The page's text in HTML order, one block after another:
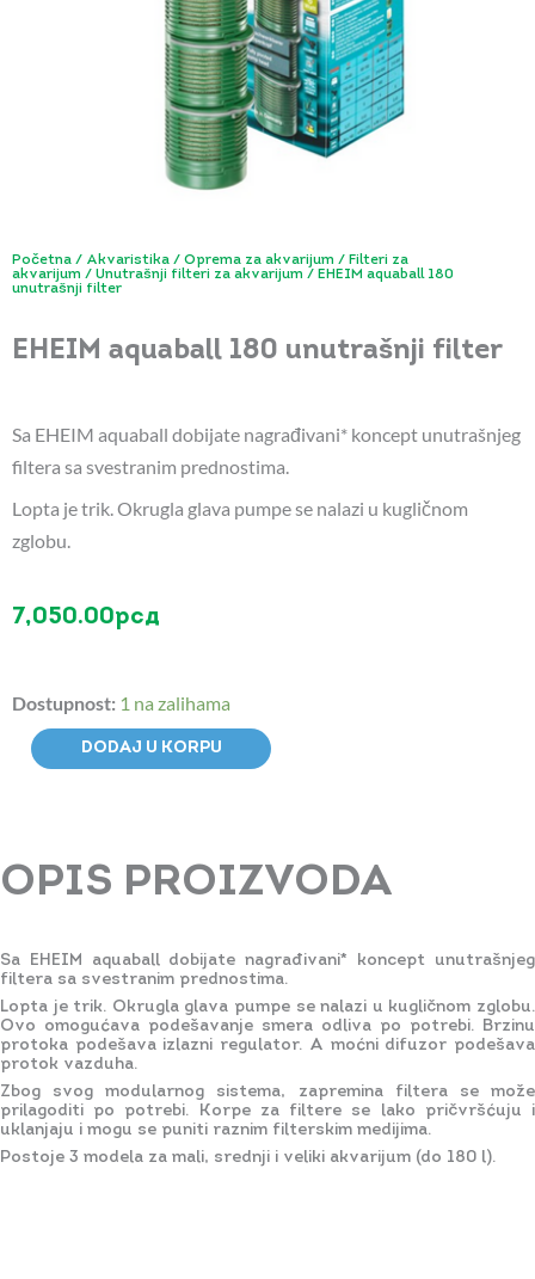
Početna / Akvaristika / Oprema za akvarijum / Filteri za
akvarijum / Unutrašnji filteri za akvarijum / EHEIM aquaball 180
unutrašnji filter
EHEIM aquaball 180 unutrašnji filter
Sa EHEIM aquaball dobijate nagrađivani* koncept unutrašnjeg
filtera sa svestranim prednostima.
Lopta je trik. Okrugla glava pumpe se nalazi u kugličnom
zglobu.
7,050.00рсд
Dostupnost: 1 na zalihama
aquaball
180
unutrašnji
DODAJ U KORPU
OPIS PROIZVODA
Sa EHEIM aquaball dobijate nagrađivani* koncept unutrašnjeg
filtera sa svestranim prednostima.
Lopta je trik. Okrugla glava pumpe se nalazi u kugličnom zglobu.
Ovo omogućava podešavanje smera odliva po potrebi. Brzinu
protoka podešava izlazni regulator. A moćni difuzor podešava
protok vazduha.
Zbog svog modularnog sistema, zapremina filtera se može
prilagoditi po potrebi. Korpe za filtere se lako pričvršćuju i
uklanjaju i mogu se puniti raznim filterskim medijima.
Postoje 3 modela za mali, srednji i veliki akvarijum (do 180 l).